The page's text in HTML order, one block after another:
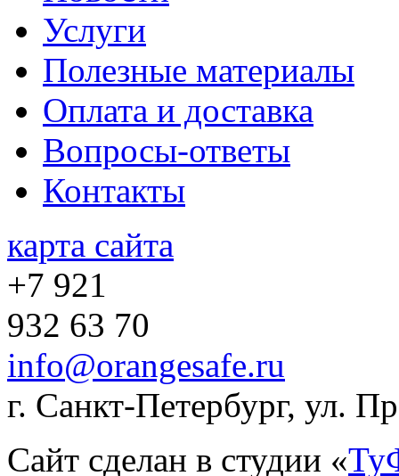
Услуги
Полезные материалы
Оплата и доставка
Вопросы-ответы
Контакты
карта сайта
+7 921
932 63 70
info@orangesafe.ru
г. Санкт-Петербург, ул.
Сайт сделан в студии «